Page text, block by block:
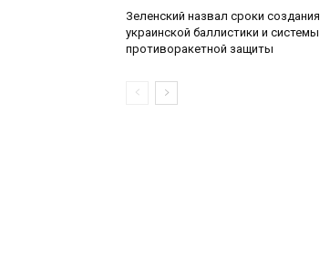
Зеленский назвал сроки создания
украинской баллистики и системы
противоракетной защиты